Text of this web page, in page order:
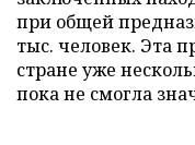
при общей
тыс. человек. Эта
стране уже
пока не смогла